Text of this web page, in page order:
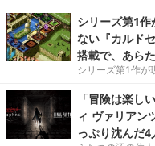
シリーズ第1
ない『カルド
搭載で、あら
シリーズ第1作が
「冒険は楽し
ィ ヴァリアン
っぷり沈んだ4